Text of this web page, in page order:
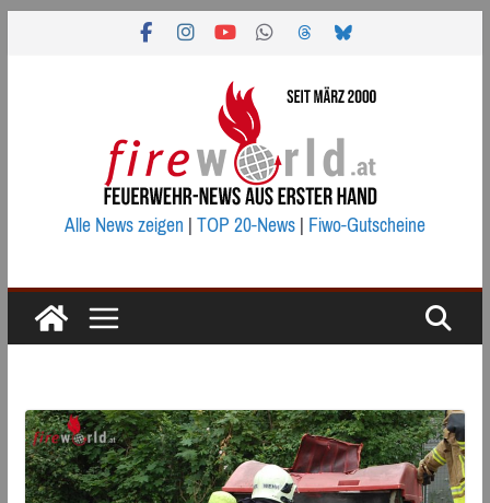
Alle News zeigen|TOP 20-News|Fiwo-Gutscheine